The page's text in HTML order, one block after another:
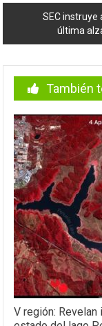
entradas
SEC instruye
última
También
V región: